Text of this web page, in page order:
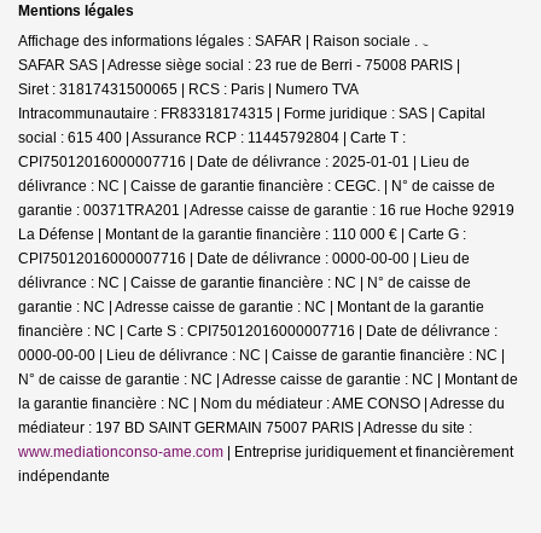
Mentions légales
Affichage des informations légales : SAFAR | Raison sociale : GERARD
SAFAR SAS | Adresse siège social : 23 rue de Berri - 75008 PARIS |
Siret : 31817431500065 | RCS : Paris | Numero TVA
Intracommunautaire : FR83318174315 | Forme juridique : SAS | Capital
social : 615 400 | Assurance RCP : 11445792804 | Carte T :
CPI75012016000007716 | Date de délivrance : 2025-01-01 | Lieu de
délivrance : NC | Caisse de garantie financière : CEGC. | N° de caisse de
garantie : 00371TRA201 | Adresse caisse de garantie : 16 rue Hoche 92919
La Défense | Montant de la garantie financière : 110 000 € | Carte G :
CPI75012016000007716 | Date de délivrance : 0000-00-00 | Lieu de
délivrance : NC | Caisse de garantie financière : NC | N° de caisse de
garantie : NC | Adresse caisse de garantie : NC | Montant de la garantie
financière : NC | Carte S : CPI75012016000007716 | Date de délivrance :
0000-00-00 | Lieu de délivrance : NC | Caisse de garantie financière : NC |
N° de caisse de garantie : NC | Adresse caisse de garantie : NC | Montant de
la garantie financière : NC | Nom du médiateur : AME CONSO | Adresse du
médiateur : 197 BD SAINT GERMAIN 75007 PARIS | Adresse du site :
www.mediationconso-ame.com | Entreprise juridiquement et financièrement
indépendante